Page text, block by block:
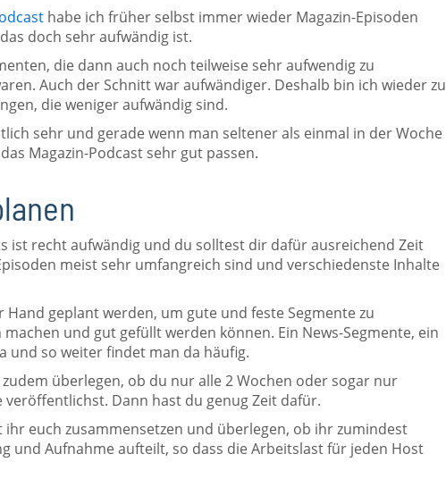
habe ich früher selbst immer wieder Magazin-Episoden
doch sehr aufwändig ist.
die dann auch noch teilweise sehr aufwendig zu
Auch der Schnitt war aufwändiger. Deshalb bin ich wieder zu
die weniger aufwändig sind.
sehr und gerade wenn man seltener als einmal in der Woche
Magazin-Podcast sehr gut passen.
ist recht aufwändig und du solltest dir dafür ausreichend Zeit
meist sehr umfangreich sind und verschiedenste Inhalte
geplant werden, um gute und feste Segmente zu
und gut gefüllt werden können. Ein News-Segmente, ein
und so weiter findet man da häufig.
überlegen, ob du nur alle 2 Wochen oder sogar nur
Dann hast du genug Zeit dafür.
euch zusammensetzen und überlegen, ob ihr zumindest
und Aufnahme aufteilt, so dass die Arbeitslast für jeden Host